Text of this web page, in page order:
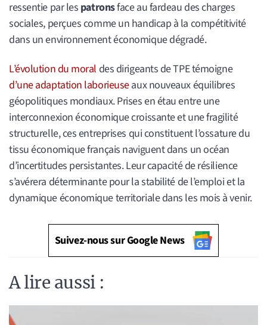
ressentie par les patronsface au fardeau des charges
sociales, perçues comme un handicap à la compétitivité
dans un environnement économique dégradé.
L’évolution du moral des dirigeants de TPE témoigne
d’une adaptation laborieuseaux nouveaux équilibres
géopolitiques mondiaux. Prises en étau entre une
interconnexion économique croissante et une fragilité
structurelle, ces entreprises qui constituent l’ossature du
tissu économique français naviguent dans un océan
d’incertitudes persistantes. Leur capacité de résilience
s’avérera déterminante pour la stabilité de l’emploi et la
dynamique économique territoriale dans les mois à venir.
Suivez-nous sur Google News
A lire aussi :